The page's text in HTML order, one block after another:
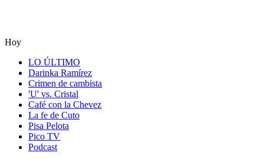
Hoy
LO ÚLTIMO
Darinka Ramírez
Crimen de cambista
'U' vs. Cristal
Café con la Chevez
La fe de Cuto
Pisa Pelota
Pico TV
Podcast